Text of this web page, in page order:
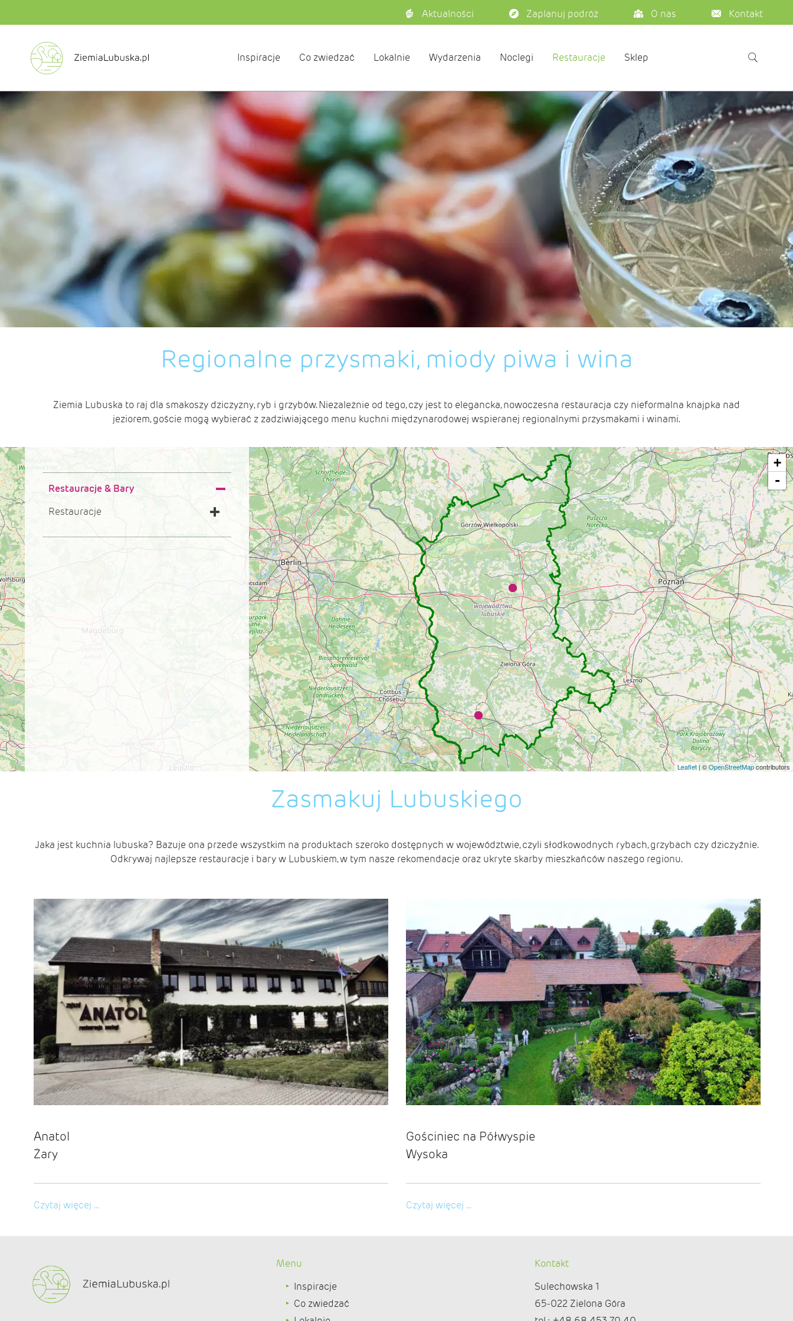
Aktualności Zaplanuj podróż O nas Kontakt
Inspiracje Co zwiedzać Lokalnie Wydarzenia Noclegi Restauracje Sklep
Regionalne przysmaki, miody piwa i wina
Ziemia Lubuska to raj dla smakoszy dziczyzny, ryb i grzybów. Niezależnie od tego, czy jest to elegancka, nowoczesna restauracja czy nieformalna knajpka nad
jeziorem, goście mogą wybierać z zadziwiającego menu kuchni międzynarodowej wspieranej regionalnymi przysmakami i winami.
+
-
Leaflet | ©OpenStreetMapcontributors
Restauracje & Bary
Restauracje
Zasmakuj Lubuskiego
Jaka jest kuchnia lubuska? Bazuje ona przede wszystkim na produktach szeroko dostępnych w województwie, czyli słodkowodnych rybach, grzybach czy dziczyźnie.
Odkrywaj najlepsze restauracje i bary w Lubuskiem, w tym nasze rekomendacje oraz ukryte skarby mieszkańców naszego regionu.
Anatol
Żary
Czytaj więcej ...
Gościniec na Półwyspie
Wysoka
Czytaj więcej ...
Menu
Inspiracje
Co zwiedzać
Kontakt
Sulechowska 1
65-022 Zielona Góra